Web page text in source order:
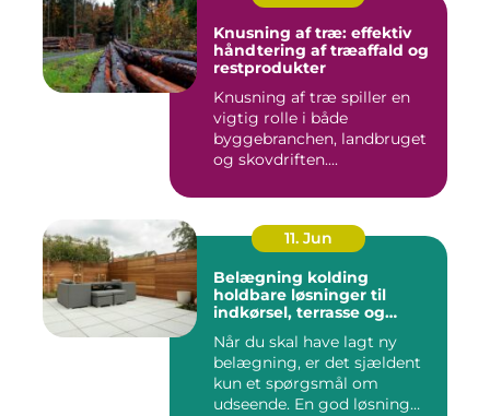
Knusning af træ: effektiv
håndtering af træaffald og
restprodukter
Knusning af træ spiller en
vigtig rolle i både
byggebranchen, landbruget
og skovdriften....
11. Jun
Belægning kolding
holdbare løsninger til
indkørsel, terrasse og
Når du skal have lagt ny
belægning, er det sjældent
kun et spørgsmål om
udseende. En god løsning